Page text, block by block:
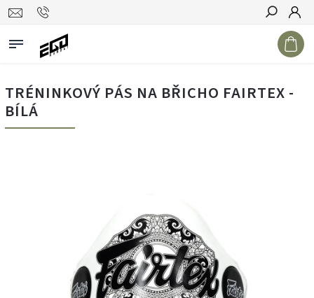
Hledat
TRÉNINKOVÝ PÁS NA BŘICHO FAIRTEX -
BÍLÁ